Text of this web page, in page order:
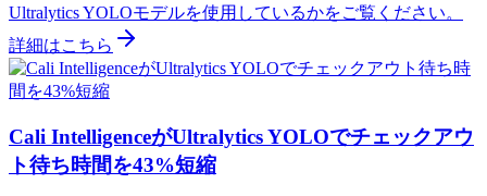
Ultralytics YOLOモデルを使用しているかをご覧ください。
詳細はこちら
Cali IntelligenceがUltralytics YOLOでチェックアウ
ト待ち時間を43%短縮